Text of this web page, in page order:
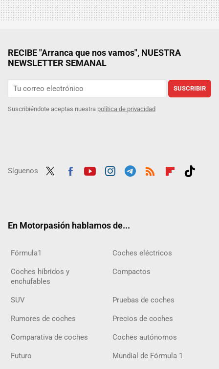
RECIBE "Arranca que nos vamos", NUESTRA
NEWSLETTER SEMANAL
SUSCRIBIR
Suscribiéndote aceptas nuestra política de privacidad
Síguenos
En Motorpasión hablamos de...
Fórmula1 Coches eléctricos
Coches híbridos y
enchufables
Compactos
SUV Pruebas de coches
Rumores de coches Precios de coches
Comparativa de coches Coches autónomos
Futuro Mundial de Fórmula 1